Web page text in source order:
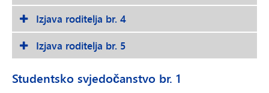
Izjava roditelja br. 4
Izjava roditelja br. 5
Studentsko svjedočanstvo br. 1